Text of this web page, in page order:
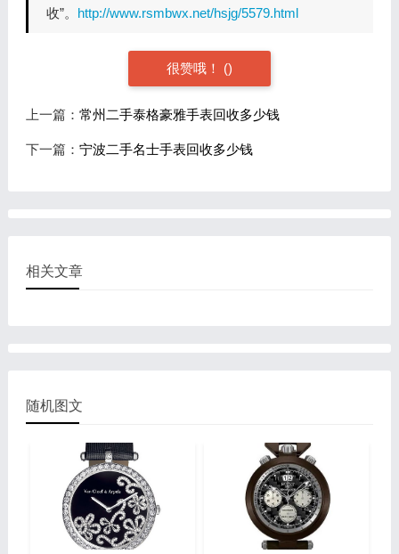
收”。 http://www.rsmbwx.net/hsjg/5579.html
很赞哦！ ()
上一篇： 常州二手泰格豪雅手表回收多少钱
下一篇： 宁波二手名士手表回收多少钱
相关文章
随机图文